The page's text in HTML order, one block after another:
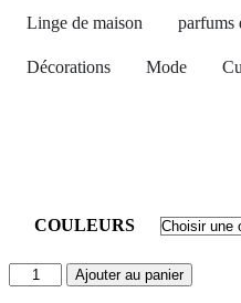
Linge de maison parfums
Décorations Mode
COULEURS
Ajouter au panier